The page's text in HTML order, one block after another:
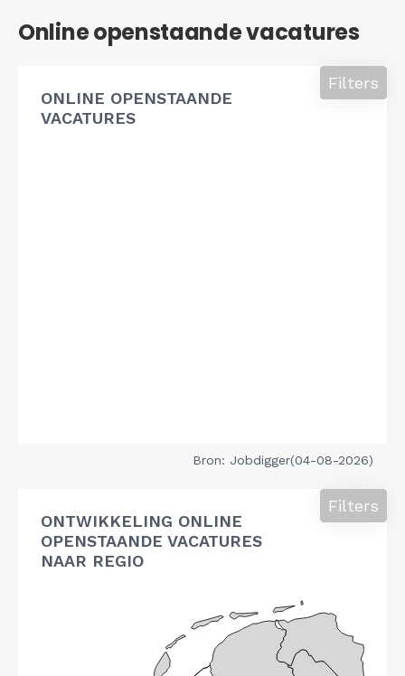
Online openstaande vacatures
ONLINE OPENSTAANDE
VACATURES
Filters
Bron: Jobdigger(04-08-2026)
ONTWIKKELING ONLINE
OPENSTAANDE VACATURES
NAAR REGIO
Filters